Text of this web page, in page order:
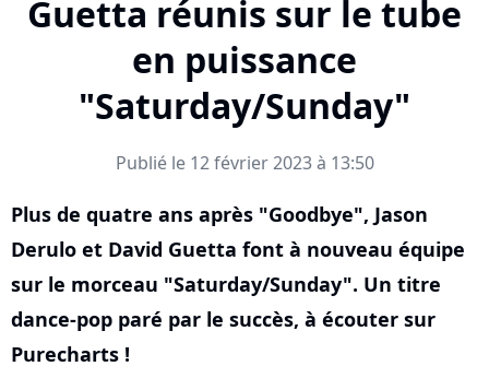
Guetta réunis sur le tube
en puissance
"Saturday/Sunday"
Publié le 12 février 2023 à 13:50
Plus de quatre ans après "Goodbye", Jason
Derulo et David Guetta font à nouveau équipe
sur le morceau "Saturday/Sunday". Un titre
dance-pop paré par le succès, à écouter sur
Purecharts !